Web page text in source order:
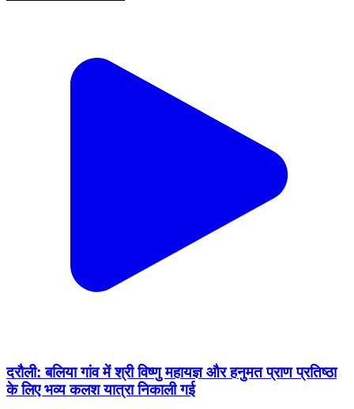
दरौली: बलिया गांव में श्री विष्णु महायज्ञ और हनुमत प्राण प्रतिष्ठा
के लिए भव्य कलश यात्रा निकाली गई